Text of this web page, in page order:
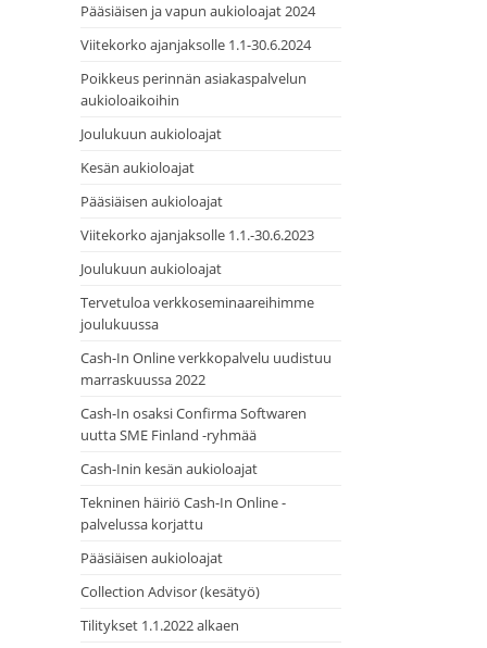
Pääsiäisen ja vapun aukioloajat 2024
Viitekorko ajanjaksolle 1.1-30.6.2024
Poikkeus perinnän asiakaspalvelun
aukioloaikoihin
Joulukuun aukioloajat
Kesän aukioloajat
Pääsiäisen aukioloajat
Viitekorko ajanjaksolle 1.1.-30.6.2023
Joulukuun aukioloajat
Tervetuloa verkkoseminaareihimme
joulukuussa
Cash-In Online verkkopalvelu uudistuu
marraskuussa 2022
Cash-In osaksi Confirma Softwaren
uutta SME Finland -ryhmää
Cash-Inin kesän aukioloajat
Tekninen häiriö Cash-In Online -
palvelussa korjattu
Pääsiäisen aukioloajat
Collection Advisor (kesätyö)
Tilitykset 1.1.2022 alkaen